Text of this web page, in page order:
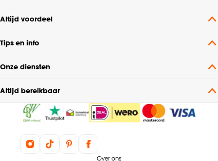
Altijd voordeel
Tips en info
Onze diensten
Altijd bereikbaar
Over ons